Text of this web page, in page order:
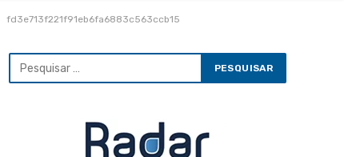
fd3e713f221f91eb6fa6883c563ccb15